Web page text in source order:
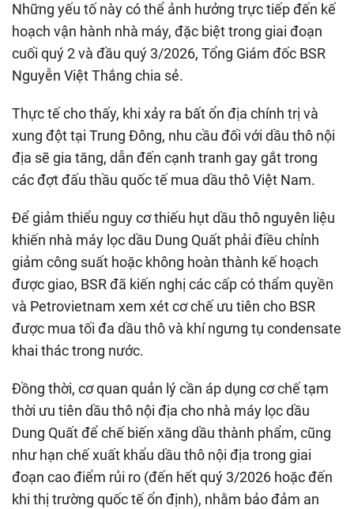
Những yếu tố này có thể ảnh hưởng trực tiếp đến kế
hoạch vận hành nhà máy, đặc biệt trong giai đoạn
cuối quý 2 và đầu quý 3/2026, Tổng Giám đốc BSR
Nguyễn Việt Thắng chia sẻ.
Thực tế cho thấy, khi xảy ra bất ổn địa chính trị và
xung đột tại Trung Đông, nhu cầu đối với dầu thô nội
địa sẽ gia tăng, dẫn đến cạnh tranh gay gắt trong
các đợt đấu thầu quốc tế mua dầu thô Việt Nam.
Để giảm thiểu nguy cơ thiếu hụt dầu thô nguyên liệu
khiến nhà máy lọc dầu Dung Quất phải điều chỉnh
giảm công suất hoặc không hoàn thành kế hoạch
được giao, BSR đã kiến nghị các cấp có thẩm quyền
và Petrovietnam xem xét cơ chế ưu tiên cho BSR
được mua tối đa dầu thô và khí ngưng tụ condensate
khai thác trong nước.
Đồng thời, cơ quan quản lý cần áp dụng cơ chế tạm
thời ưu tiên dầu thô nội địa cho nhà máy lọc dầu
Dung Quất để chế biến xăng dầu thành phẩm, cũng
như hạn chế xuất khẩu dầu thô nội địa trong giai
đoạn cao điểm rủi ro (đến hết quý 3/2026 hoặc đến
khi thị trường quốc tế ổn định), nhằm bảo đảm an